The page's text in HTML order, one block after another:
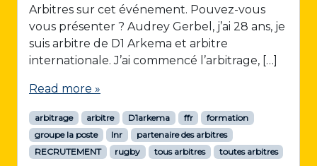
Arbitres sur cet événement. Pouvez-vous
vous présenter ? Audrey Gerbel, j’ai 28 ans, je
suis arbitre de D1 Arkema et arbitre
internationale. J’ai commencé l’arbitrage, […]
Read more »
arbitrage arbitre D1arkema ffr
formation
groupe la poste
lnr
partenaire des arbitres
RECRUTEMENT
rugby tous arbitres toutes arbitres